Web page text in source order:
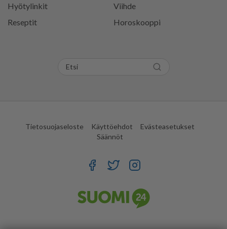
Hyötylinkit
Viihde
Reseptit
Horoskooppi
Tietosuojaseloste Käyttöehdot
Evästeasetukset
Säännöt